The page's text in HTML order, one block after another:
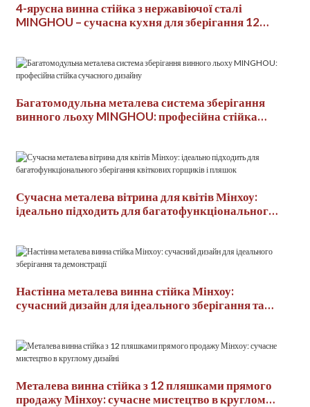
4-ярусна винна стійка з нержавіючої сталі
MINGHOU – сучасна кухня для зберігання 12
Багатомодульна металева система зберігання
винного льоху MINGHOU: професійна стійка
Сучасна металева вітрина для квітів Мінхоу:
ідеально підходить для багатофункціонального
Настінна металева винна стійка Мінхоу:
сучасний дизайн для ідеального зберігання та
Металева винна стійка з 12 пляшками прямого
продажу Мінхоу: сучасне мистецтво в круглому